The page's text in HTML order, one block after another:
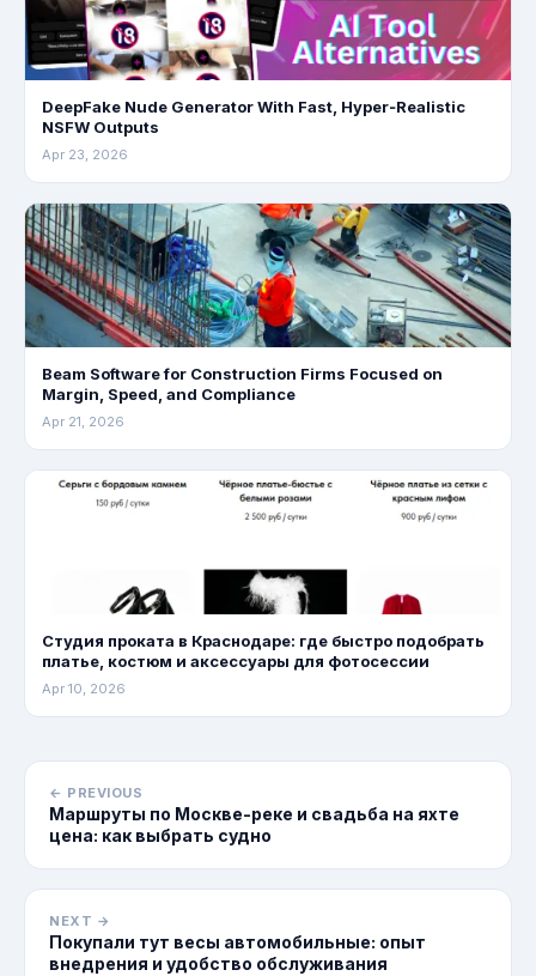
DeepFake Nude Generator With Fast, Hyper‑Realistic
NSFW Outputs
Apr 23, 2026
Beam Software for Construction Firms Focused on
Margin, Speed, and Compliance
Apr 21, 2026
Студия проката в Краснодаре: где быстро подобрать
платье, костюм и аксессуары для фотосессии
Apr 10, 2026
← PREVIOUS
Маршруты по Москве-реке и свадьба на яхте
цена: как выбрать судно
NEXT →
Покупали тут весы автомобильные: опыт
внедрения и удобство обслуживания